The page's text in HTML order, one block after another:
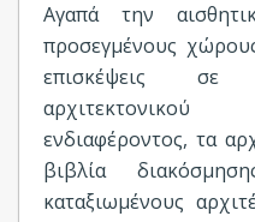
Αγαπά την
προσεγμένους
επισκέψεις σε
ενδιαφέροντος, τα
βιβλία
καταξιωμένους